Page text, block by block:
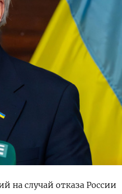
на случай отказа России